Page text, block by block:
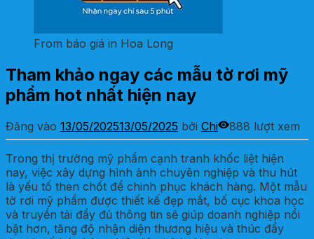
From báo giá in Hoa Long
Tham khảo ngay các mẫu tờ rơi mỹ
phẩm hot nhất hiện nay
Đăng vào 13/05/202513/05/2025 bởi Chi 888 lượt xem
Trong thị trường mỹ phẩm cạnh tranh khốc liệt hiện
nay, việc xây dựng hình ảnh chuyên nghiệp và thu hút
là yếu tố then chốt để chinh phục khách hàng. Một mẫu
tờ rơi mỹ phẩm được thiết kế đẹp mắt, bố cục khoa học
và truyền tải đầy đủ thông tin sẽ giúp doanh nghiệp nổi
bật hơn, tăng độ nhận diện thương hiệu và thúc đẩy